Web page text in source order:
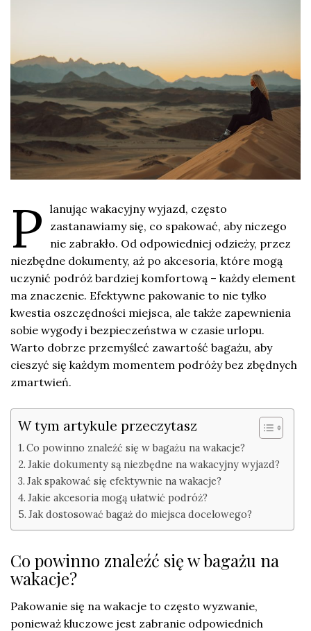
P lanując wakacyjny wyjazd, często
zastanawiamy się, co spakować, aby niczego
nie zabrakło. Od odpowiedniej odzieży, przez
niezbędne dokumenty, aż po akcesoria, które mogą
uczynić podróż bardziej komfortową – każdy element
ma znaczenie. Efektywne pakowanie to nie tylko
kwestia oszczędności miejsca, ale także zapewnienia
sobie wygody i bezpieczeństwa w czasie urlopu.
Warto dobrze przemyśleć zawartość bagażu, aby
cieszyć się każdym momentem podróży bez zbędnych
zmartwień.
W tym artykule przeczytasz
Co powinno znaleźć się w bagażu na wakacje?
Jakie dokumenty są niezbędne na wakacyjny wyjazd?
Jak spakować się efektywnie na wakacje?
Jakie akcesoria mogą ułatwić podróż?
Jak dostosować bagaż do miejsca docelowego?
Co powinno znaleźć się w bagażu na
wakacje?
Pakowanie się na wakacje to często wyzwanie,
ponieważ kluczowe jest zabranie odpowiednich